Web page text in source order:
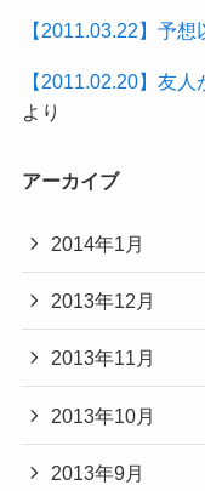
【2011.03.22】予想
【2011.02.20】友
より
アーカイブ
2014年1月
2013年12月
2013年11月
2013年10月
2013年9月